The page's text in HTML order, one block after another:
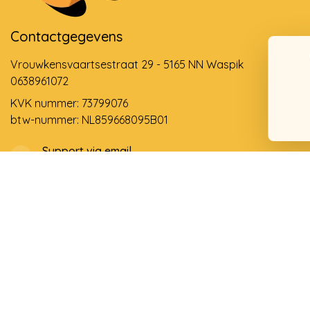
Contactgegevens
Vrouwkensvaartsestraat 29 - 5165 NN Waspik
0638961072
KVK nummer: 73799076
btw-nummer: NL859668095B01
Support via email